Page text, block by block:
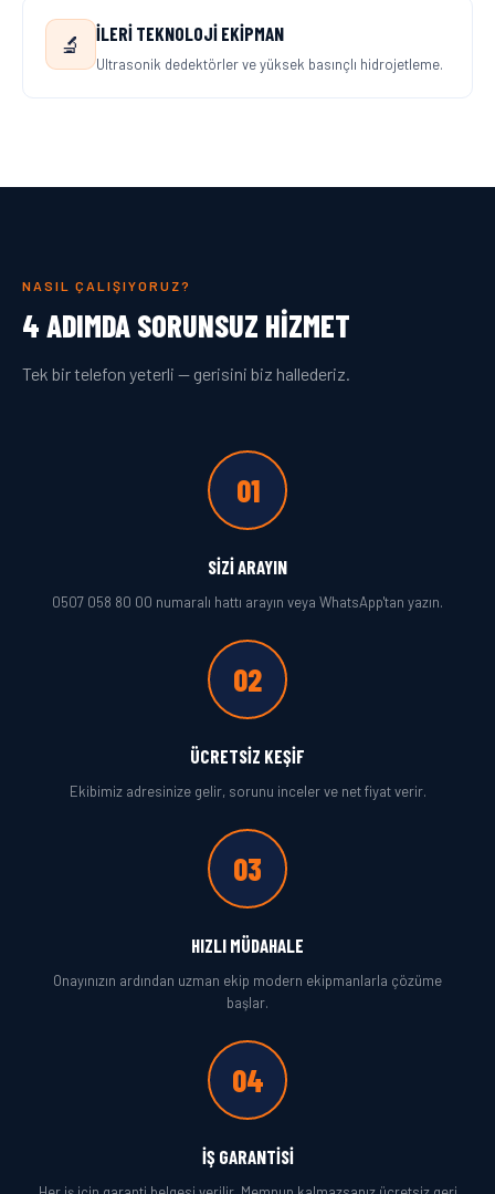
🔬 İLERI TEKNOLOJI EKIPMAN
Ultrasonik dedektörler ve yüksek basınçlı hidrojetleme.
NASIL ÇALIŞIYORUZ?
4 ADIMDA SORUNSUZ HIZMET
Tek bir telefon yeterli — gerisini biz hallederiz.
01
SIZI ARAYIN
0507 058 80 00 numaralı hattı arayın veya WhatsApp'tan yazın.
02
ÜCRETSIZ KEŞIF
Ekibimiz adresinize gelir, sorunu inceler ve net fiyat verir.
03
HIZLI MÜDAHALE
Onayınızın ardından uzman ekip modern ekipmanlarla çözüme
başlar.
04
İŞ GARANTISI